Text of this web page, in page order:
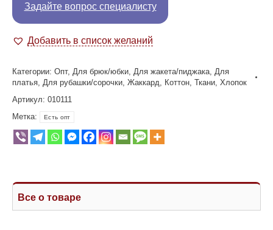
Задайте вопрос специалисту
Добавить в список желаний
Категории: Опт, Для брюк/юбки Для жакета/пиджака Для
платья Для рубашки/сорочки Жаккард Коттон Ткани Хлопок
Артикул: 010111
Метка:
Есть опт
Все о товаре